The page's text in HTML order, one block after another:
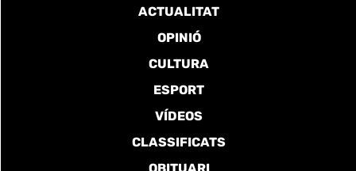
ACTUALITAT
OPINIÓ
CULTURA
ESPORT
VÍDEOS
CLASSIFICATS